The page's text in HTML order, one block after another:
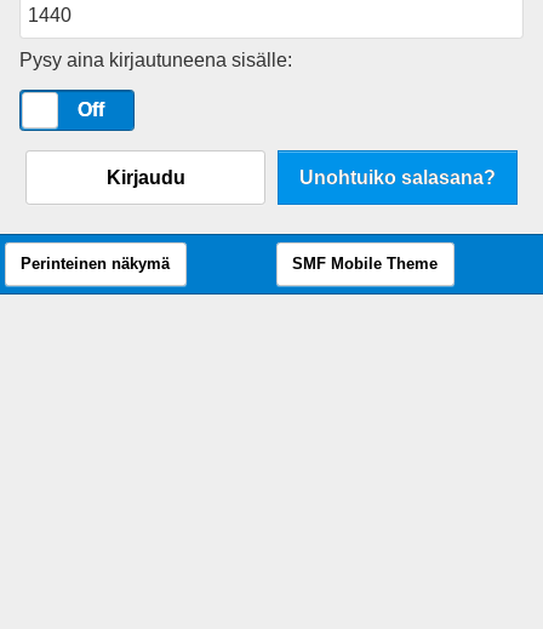
Pysy aina kirjautuneena sisälle:
Off
Kirjaudu Unohtuiko salasana?
Perinteinen näkymä SMF Mobile Theme